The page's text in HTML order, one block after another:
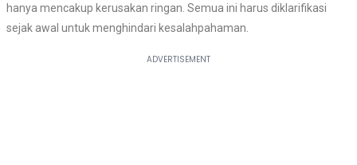
hanya mencakup kerusakan ringan. Semua ini harus diklarifikasi
sejak awal untuk menghindari kesalahpahaman.